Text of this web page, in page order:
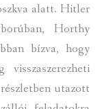
alatt. Hitler
Horthy
bízva, hogy
visszaszerezheti
utazott